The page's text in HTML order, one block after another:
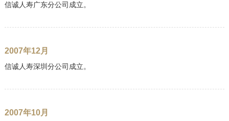
信诚人寿广东分公司成立。
2007年12月
信诚人寿深圳分公司成立。
2007年10月